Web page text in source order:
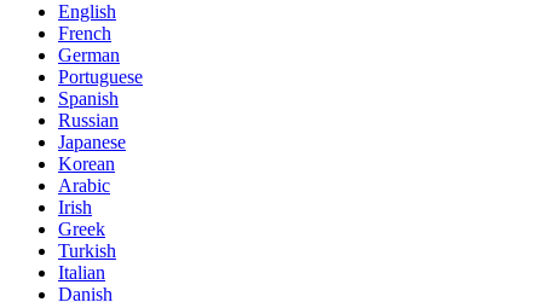
English
French
German
Portuguese
Spanish
Russian
Japanese
Korean
Arabic
Irish
Greek
Turkish
Italian
Danish